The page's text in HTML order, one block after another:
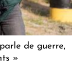
de guerre,
»